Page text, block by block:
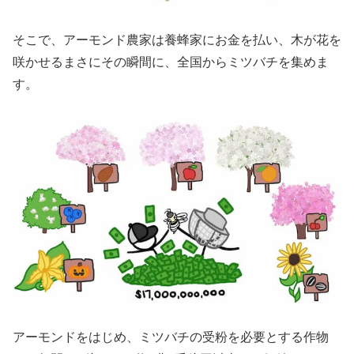
そこで、アーモンド農家は養蜂家にお金を払い、木が花を
咲かせるまさにその瞬間に、全国からミツバチを集めま
す。
アーモンドをはじめ、ミツバチの受粉を必要とする作物